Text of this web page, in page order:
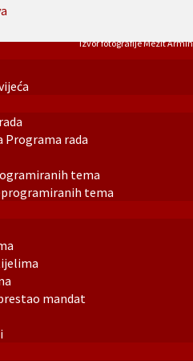
Programa rada
tema
tema
mandat
Izvor fotografije Mezit Armin